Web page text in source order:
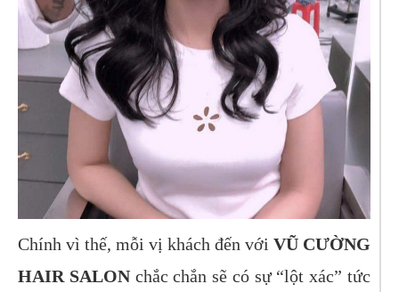
Chính vì thế, mỗi vị khách đến với VŨ CƯỜNG
HAIR SALONchắc chắn sẽ có sự “lột xác” tức